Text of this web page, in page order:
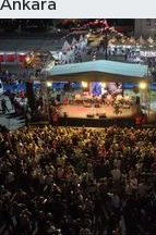
Ankara